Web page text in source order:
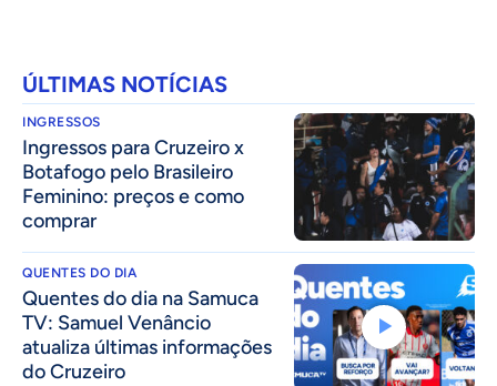
ÚLTIMAS NOTÍCIAS
INGRESSOS
Ingressos para Cruzeiro x
Botafogo pelo Brasileiro
Feminino: preços e como
comprar
QUENTES DO DIA
Quentes do dia na Samuca
TV: Samuel Venâncio
atualiza últimas informações
do Cruzeiro